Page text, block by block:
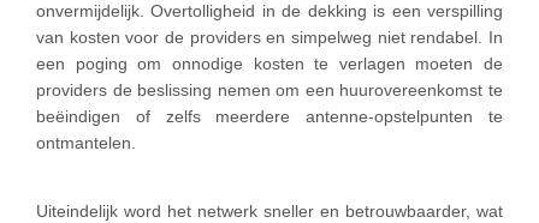
onvermijdelijk. Overtolligheid in de dekking is een verspilling
van kosten voor de providers en simpelweg niet rendabel. In
een poging om onnodige kosten te verlagen moeten de
providers de beslissing nemen om een huurovereenkomst te
beëindigen of zelfs meerdere antenne-opstelpunten te
ontmantelen.
Uiteindelijk word het netwerk sneller en betrouwbaarder, wat